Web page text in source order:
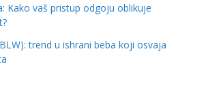
Kako vaš pristup odgoju oblikuje
trend u ishrani beba koji osvaja